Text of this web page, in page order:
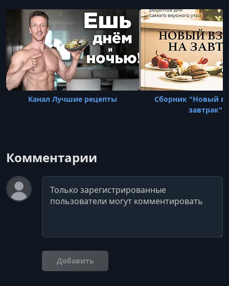
Канал Лучшие рецепты
Сборник "Новый
завтрак"
Комментарии
Комментарий
Добавить